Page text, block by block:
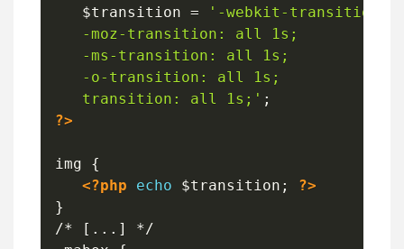
$transition =
'-webkit-transition:
   -moz-transition: all 1s;
   -ms-transition: all 1s;
   -o-transition: all 1s;
   transition: all 1s;'
;
?>
img {
<?php
echo $transition ;
?>
}
/* [...] */